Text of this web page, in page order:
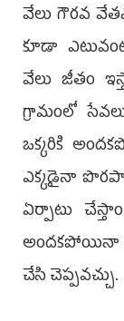
వేలు గౌరవ
కూడా
వేలు జీతం
గ్రామంలో
ఒక్కరికి
ఎక్కడైనా
ఏర్పాటు
అందకపోయినా
చేసి చెప్పవచ్చు.